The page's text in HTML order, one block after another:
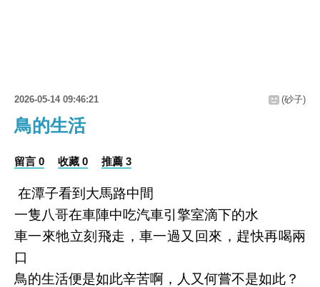
2026-05-14 09:46:21 (砂子)
鳥的生活
留言 0 收藏 0 推薦 3
在潭子看到大馬路中間
一隻八哥在車陣中吃汽車引擎室滴下的水
車一來牠立刻飛走，車一過又回來，趕快再喝兩
口
鳥的生活便是如此辛苦啊，人又何嘗不是如此？